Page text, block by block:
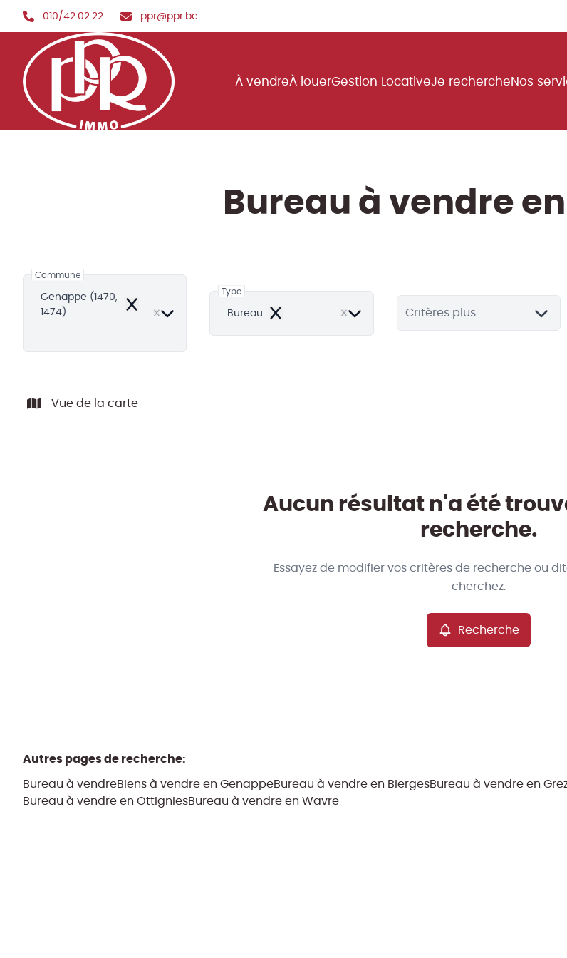
Aller au contenu principal
010/42.02.22 ppr@ppr.be
À vendreÀ louerGestion LocativeJe rechercheNos
Bureau à vendre
Commune
Genappe (1470,
1474)
Remove
Type
Bureau
Remove Critères plus
Vue de la carte
Aucun résultat n'a été
recherche.
Essayez de modifier vos critères de recherche ou
cherchez.
Recherche
Autres pages de recherche:
Bureau à vendreBiens à vendre en GenappeBureau à vendre en BiergesBureau à vendre en
Bureau à vendre en OttigniesBureau à vendre en Wavre